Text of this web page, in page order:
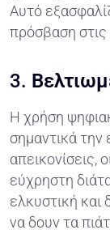
Αυτό
πρόσβαση
3.
Η χρήση
σημαντικά την
απεικονίσεις,
εύχρηστη
ελκυστική και
να δουν τα